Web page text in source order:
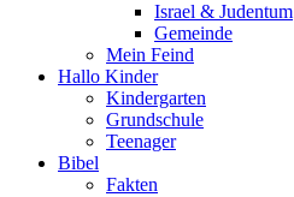
Israel & Judentum
Gemeinde
Mein Feind
Hallo Kinder
Kindergarten
Grundschule
Teenager
Bibel
Fakten